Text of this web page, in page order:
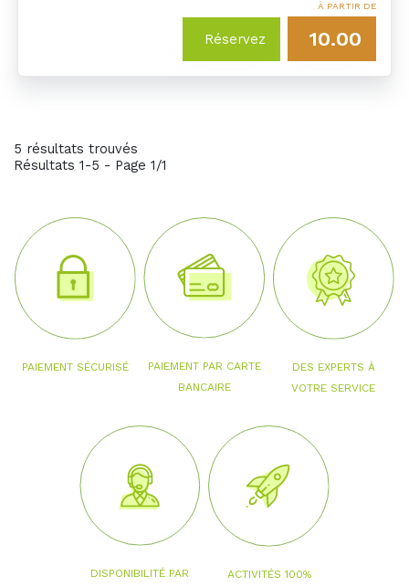
Réservez
À PARTIR DE
10.00
5 résultats trouvés
Résultats 1-5 - Page 1/1
PAIEMENT SÉCURISÉ
PAIEMENT PAR CARTE
BANCAIRE
DES EXPERTS À
VOTRE SERVICE
DISPONIBILITÉ PAR
ACTIVITÉS 100%